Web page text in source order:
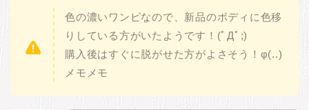
色の濃いワンピなので、新品のボディに色移
りしている方がいたようです！(ﾟДﾟ;)
購入後はすぐに脱がせた方がよさそう！φ(..)
メモメモ